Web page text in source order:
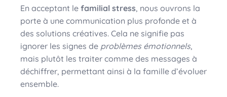
En acceptant le familial stress, nous ouvrons la
porte à une communication plus profonde et à
des solutions créatives. Cela ne signifie pas
ignorer les signes de problèmes émotionnels,
mais plutôt les traiter comme des messages à
déchiffrer, permettant ainsi à la famille d’évoluer
ensemble.